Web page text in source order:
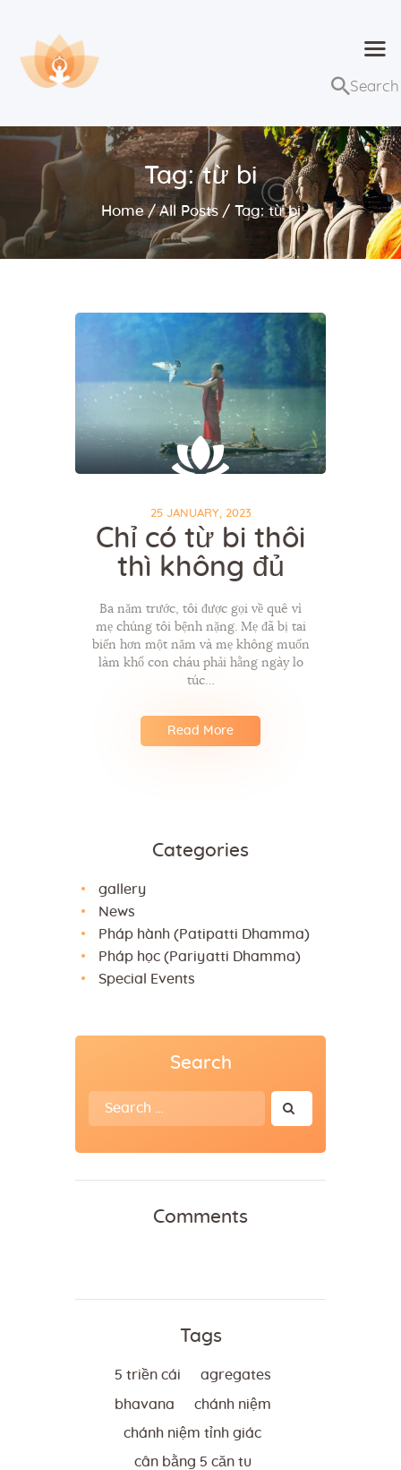
Tag: từ bi
Home All Posts Tag: từ bi
Trang chủ
Bài giảng
Lớp học và sự kiện
Về Dhammaduta
25 JANUARY, 2023
Chỉ có từ bi thôi
thì không đủ
Ba năm trước, tôi được gọi về quê vì
mẹ chúng tôi bệnh nặng. Mẹ đã bị tai
biến hơn một năm và mẹ không muốn
làm khổ con cháu phải hằng ngày lo
túc…
Read More
Categories
gallery
News
Pháp hành (Patipatti Dhamma)
Pháp học (Pariyatti Dhamma)
Special Events
Search
Search
for:
Comments
Tags
5 triền cái agregates
bhavana chánh niệm
chánh niệm tỉnh giác
cân bằng 5 căn tu